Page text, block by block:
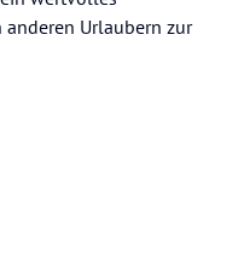
Urlaubern zur